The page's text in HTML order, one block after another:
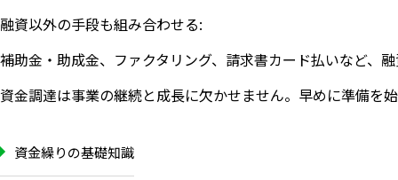
融資以外の手段も組み合わせる:
補助金・助成金、ファクタリング、請求書カード払いなど、
資金調達は事業の継続と成長に欠かせません。早めに準備を
資金繰りの基礎知識